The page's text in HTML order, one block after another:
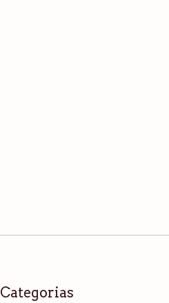
Categorias